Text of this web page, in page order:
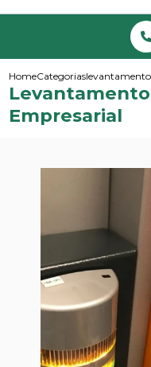
HomeCategoriaslevantamento
Empresarial